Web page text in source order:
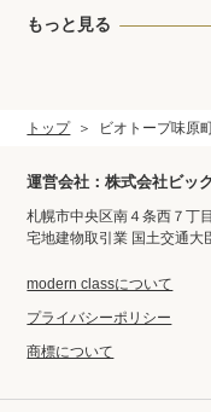
もっと見る
トップ ビオトープ味原
運営会社：株式会社ビッ
札幌市中央区南４条西７
宅地建物取引業 国土交通大
modern classについて
プライバシーポリシー
商標について